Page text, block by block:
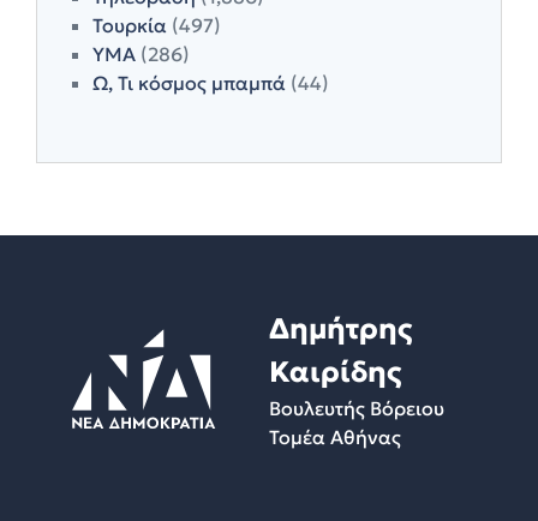
Τουρκία (497)
ΥΜΑ (286)
Ω, Τι κόσμος μπαμπά (44)
Δημήτρης
Καιρίδης
Βουλευτής Βόρειου
Τομέα Αθήνας